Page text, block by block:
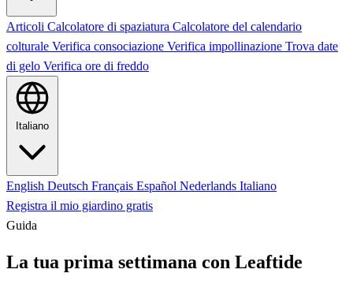
Articoli Calcolatore di spaziatura Calcolatore del calendario
colturale Verifica consociazione Verifica impollinazione Trova date
di gelo Verifica ore di freddo
Italiano
English Deutsch Français Español Nederlands Italiano
Registra il mio giardino gratis
Guida
La tua prima settimana con Leaftide